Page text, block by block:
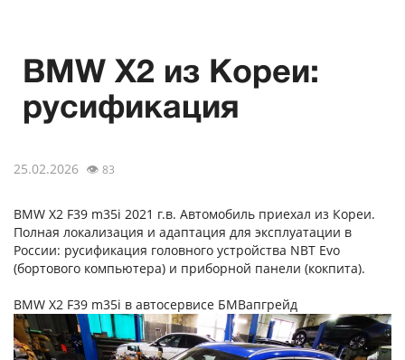
BMW X2 из Кореи:
русификация
25.02.2026 👁 83
BMW X2 F39 m35i 2021 г.в. Автомобиль приехал из Кореи.
Полная локализация и адаптация для эксплуатации в
России: русификация головного устройства NBT Evo
(бортового компьютера) и приборной панели (кокпита).
BMW X2 F39 m35i в автосервисе БМВапгрейд